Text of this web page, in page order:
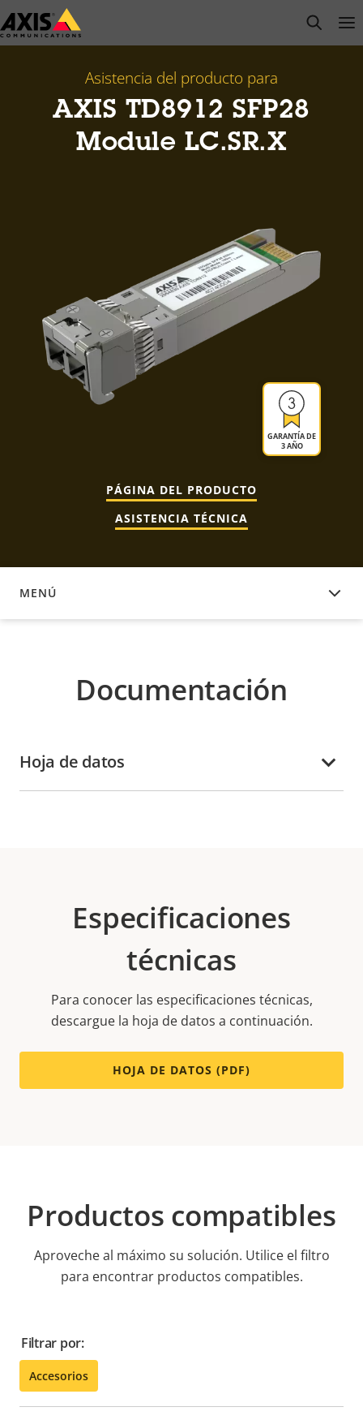
Saltar
al
open
Asistencia del producto para
AXIS TD8912 SFP28
Module LC.SR.X
GARANTÍA DE
3 AÑO
PÁGINA DEL PRODUCTO
ASISTENCIA TÉCNICA
MENÚ
DOCUMENTACIÓN
Documentación
Hoja de datos
Especificaciones
técnicas
Para conocer las especificaciones técnicas,
descargue la hoja de datos a continuación.
HOJA DE DATOS (PDF)
Productos compatibles
Aproveche al máximo su solución. Utilice el filtro
para encontrar productos compatibles.
Filtrar por:
Accesorios